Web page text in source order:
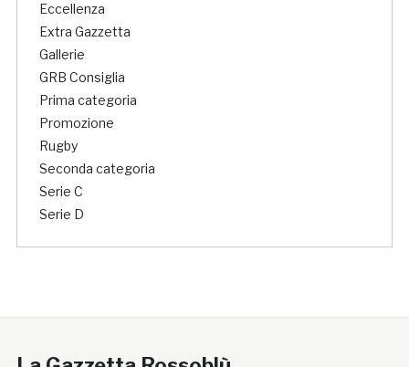
Eccellenza
Extra Gazzetta
Gallerie
GRB Consiglia
Prima categoria
Promozione
Rugby
Seconda categoria
Serie C
Serie D